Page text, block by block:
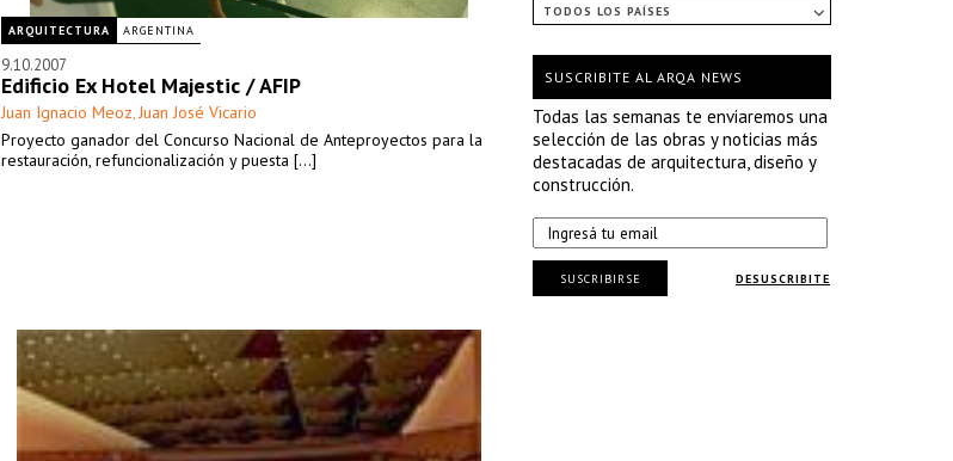
ARQUITECTURA ARGENTINA
9.10.2007
Edificio Ex Hotel Majestic / AFIP
Juan Ignacio Meoz, Juan José Vicario
Proyecto ganador del Concurso Nacional de Anteproyectos para la
restauración, refuncionalización y puesta [...]
TODOS LOS PAÍSES
SUSCRIBITE AL ARQA NEWS
Todas las semanas te enviaremos una
selección de las obras y noticias más
destacadas de arquitectura, diseño y
construcción.
DESUSCRIBITE
SUSCRIBIRSE